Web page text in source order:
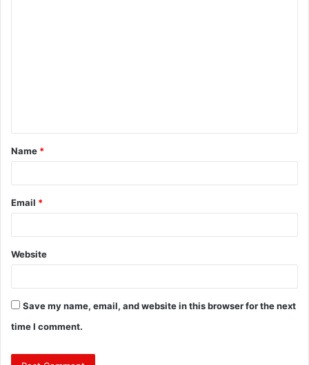
t
*
Name *
Email *
Website
Save my name, email, and website in this browser for the next
time I comment.